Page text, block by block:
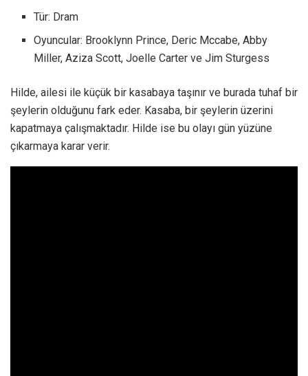
Tür: Dram
Oyuncular: Brooklynn Prince, Deric Mccabe, Abby
Miller, Aziza Scott, Joelle Carter ve Jim Sturgess
Hilde, ailesi ile küçük bir kasabaya taşınır ve burada tuhaf bir
şeylerin olduğunu fark eder. Kasaba, bir şeylerin üzerini
kapatmaya çalışmaktadır. Hilde ise bu olayı gün yüzüne
çıkarmaya karar verir.